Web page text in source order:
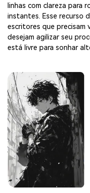
linhas com clareza para
instantes. Esse recurso
escritores que precisam
desejam agilizar seu
está livre para sonhar